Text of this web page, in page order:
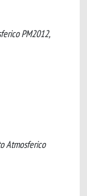
PM2012,
Atmosferico